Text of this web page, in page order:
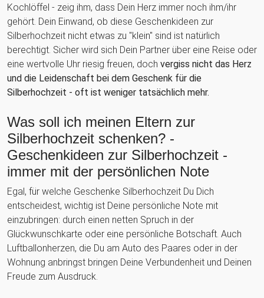
Kochlöffel - zeig ihm, dass Dein Herz immer noch ihm/ihr
gehört. Dein Einwand, ob diese Geschenkideen zur
Silberhochzeit nicht etwas zu "klein" sind ist natürlich
berechtigt. Sicher wird sich Dein Partner über eine Reise oder
eine wertvolle Uhr riesig freuen, doch vergiss nicht das Herz
und die Leidenschaft bei dem Geschenk für die
Silberhochzeit - oft ist weniger tatsächlich mehr.
Was soll ich meinen Eltern zur
Silberhochzeit schenken? -
Geschenkideen zur Silberhochzeit -
immer mit der persönlichen Note
Egal, für welche Geschenke Silberhochzeit Du Dich
entscheidest, wichtig ist Deine persönliche Note mit
einzubringen: durch einen netten Spruch in der
Glückwunschkarte oder eine persönliche Botschaft. Auch
Luftballonherzen, die Du am Auto des Paares oder in der
Wohnung anbringst bringen Deine Verbundenheit und Deinen
Freude zum Ausdruck.